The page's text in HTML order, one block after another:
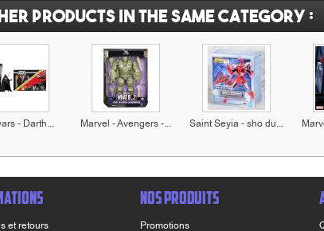
products in the same category :
- Darth... Marvel - Avengers -... Saint Seyia - sho du...
et retours
NOS PRODUITS
Promotions